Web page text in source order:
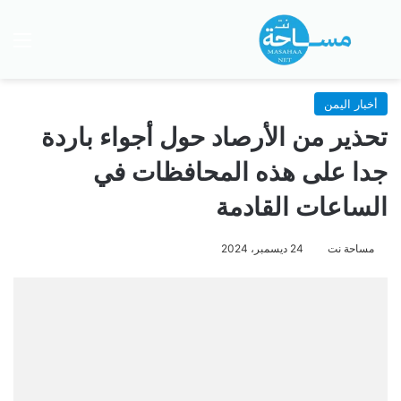
بحث عن
أخبار اليمن
تحذير من الأرصاد حول أجواء باردة
جدا على هذه المحافظات في
الساعات القادمة
مساحة نت 24 ديسمبر، 2024